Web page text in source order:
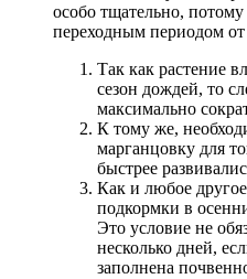
особо тщательно, потому
переходным периодом от
Так как растение
сезон дождей, то
максимально
К тому же,
марганцовку для
быстрее
Как и любое другое
подкормки в
Это условие не
несколько дней,
заполнена